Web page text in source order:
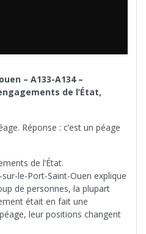
– A133-A134 –
de l’État,
Réponse : c’est un péage
de l’État.
le-Port-Saint-Ouen explique
de personnes, la plupart
était en fait une
leur positions changent